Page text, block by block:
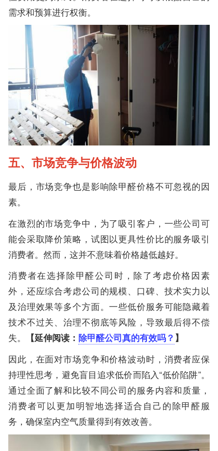
需求和预算进行权衡。
五、市场竞争与价格波动
最后，市场竞争也是影响除甲醛价格不可忽视的因
素。
在激烈的市场竞争中，为了吸引客户，一些公司可
能会采取降价策略，试图以更具性价比的服务吸引
消费者。然而，这并不意味着价格越低越好。
消费者在选择除甲醛公司时，除了考虑价格因素
外，还应综合考虑公司的规模、口碑、技术实力以
及治理效果等多个方面。一些低价服务可能隐藏着
技术不过关、治理不彻底等风险，导致最后得不偿
失。
【延伸阅读： 除甲醛公司真的有效吗？ 】
因此，在面对市场竞争和价格波动时，消费者应保
持理性思考，避免盲目追求低价而陷入“低价陷阱”。
通过全面了解和比较不同公司的服务内容和质量，
消费者可以更加明智地选择适合自己的除甲醛服
务，确保室内空气质量得到有效改善。